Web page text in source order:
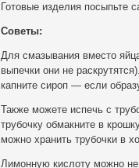
Готовые изделия посыпьте
Советы:
Для смазывания вместо
выпечки они не
капните сироп — если
Также можете испечь с
трубочку обмакните в
можно хранить трубочки в
Лимонную кислоту можно не